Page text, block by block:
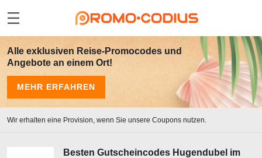
Alle exklusiven Reise-Promocodes und
Angebote an einem Ort!
MEHR ERFAHREN
Wir erhalten eine Provision, wenn Sie unsere Coupons nutzen.
Besten Gutscheincodes Hugendubel im